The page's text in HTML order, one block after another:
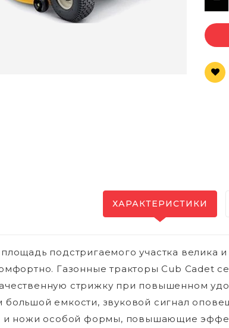
ХАРАКТЕРИСТИКИ
подстригаемого участка велика
Газонные тракторы Cub Cadet
стрижку при повышенном
большой емкости, звуковой сигнал
и ножи особой формы, повышающие